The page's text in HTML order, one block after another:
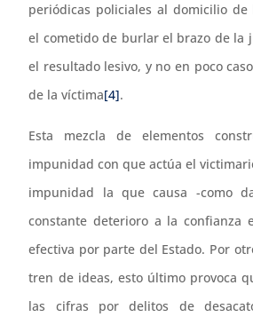
periódicas policiales al domicilio
el cometido de burlar el brazo de la
el resultado lesivo, y no en poco
de la víctima[4].
Esta mezcla de elementos
impunidad con que actúa el
impunidad la que causa -como
constante deterioro a la confianza
efectiva por parte del Estado. Por
tren de ideas, esto último provoca
las cifras por delitos de